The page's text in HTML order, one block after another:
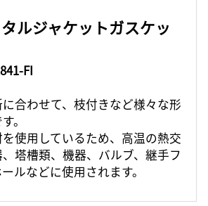
ルジャケットガスケッ
FI
合わせて、枝付きなど様々な形
。
使用しているため、高温の熱交
塔槽類、機器、バルブ、継手フ
ルなどに使用されます。